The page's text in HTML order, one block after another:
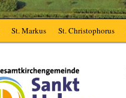
St. Markus St. Christophorus